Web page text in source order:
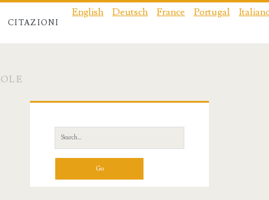
CITAZIONI
English Deutsch France Portugal
Search
for: